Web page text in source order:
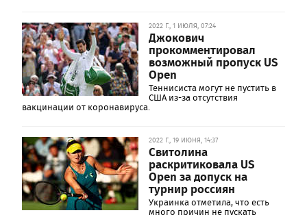
2022 Г., 1 ИЮЛЯ, 07:24
Джокович
прокомментировал
возможный пропуск US
Open
Теннисиста могут не пустить в
США из-за отсутствия
вакцинации от коронавируса.
2022 Г., 19 ИЮНЯ, 14:37
Свитолина
раскритиковала US
Open за допуск на
турнир россиян
Украинка отметила, что есть
много причин не пускать